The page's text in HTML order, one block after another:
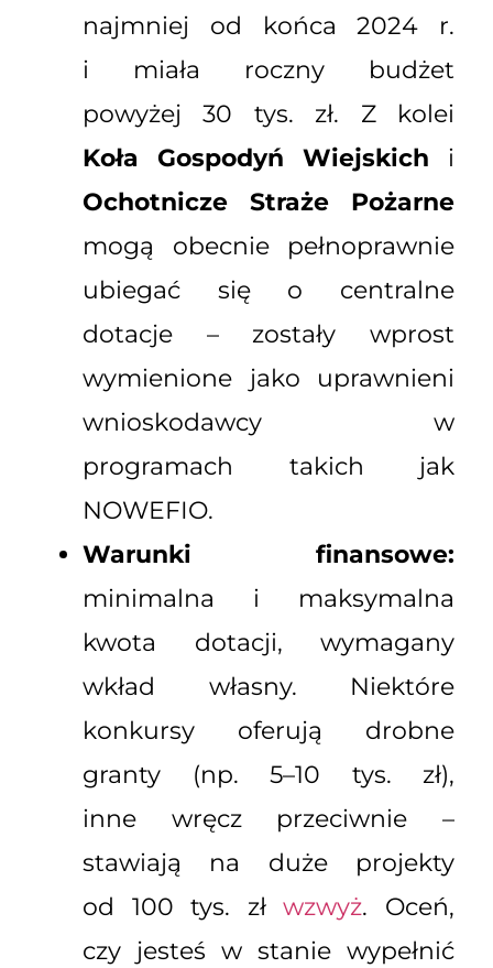
najmniej od końca 2024 r.
i miała roczny budżet
powyżej 30 tys. zł. Z kolei
Koła Gospodyń Wiejskich i
Ochotnicze Straże Pożarne
mogą obecnie pełnoprawnie
ubiegać się o centralne
dotacje – zostały wprost
wymienione jako uprawnieni
wnioskodawcy w
programach takich jak
NOWEFIO.
Warunki finansowe:
minimalna i maksymalna
kwota dotacji, wymagany
wkład własny. Niektóre
konkursy oferują drobne
granty (np. 5–10 tys. zł),
inne wręcz przeciwnie –
stawiają na duże projekty
od 100 tys. złwzwyż. Oceń,
czy jesteś w stanie wypełnić